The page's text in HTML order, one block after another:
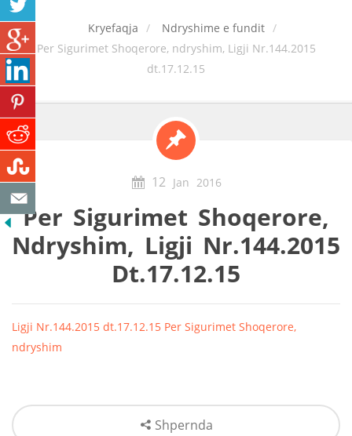
Kryefaqja
Ndryshime e fundit
Per Sigurimet Shoqerore, ndryshim, Ligji Nr.144.2015
dt.17.12.15
Per Sigurimet Shoqerore,
Ndryshim, Ligji Nr.144.2015
Dt.17.12.15
Ligji Nr.144.2015 dt.17.12.15 Per Sigurimet Shoqerore,
ndryshim
12 Jan 2016
Shpernda